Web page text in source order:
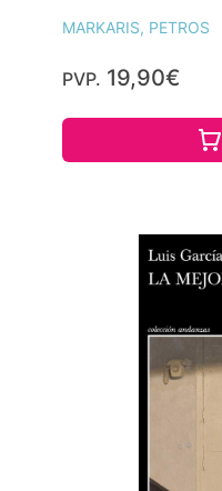
MARKARIS, PETROS
PVP. 19,90€